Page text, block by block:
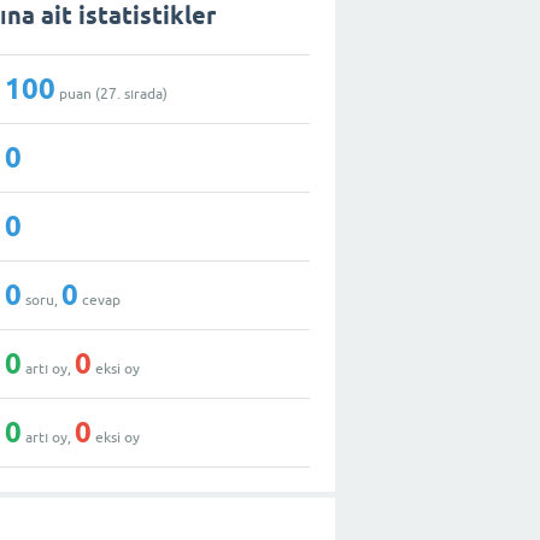
ait istatistikler
100 puan (27 . sırada)
0
0
0 soru,0 cevap
0 artı oy,0 eksi oy
0 artı oy,0 eksi oy